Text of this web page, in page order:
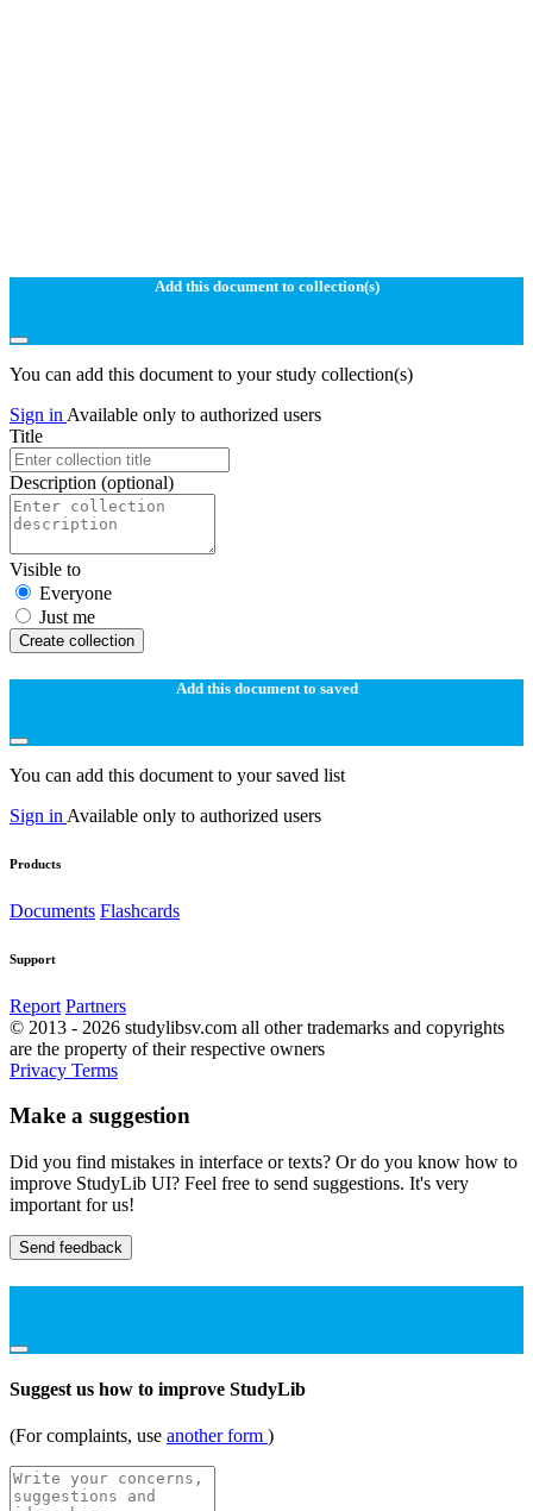
Add this document to collection(s)
You can add this document to your study collection(s)
Sign in Available only to authorized users
Title
Description (optional)
Visible to
Everyone
Just me
Create collection
Add this document to saved
You can add this document to your saved list
Sign in Available only to authorized users
Products
Documents Flashcards
Support
Report Partners
© 2013 - 2026 studylibsv.com all other trademarks and copyrights
are the property of their respective owners
Privacy Terms
Make a suggestion
Did you find mistakes in interface or texts? Or do you know how to
improve StudyLib UI? Feel free to send suggestions. It's very
important for us!
Send feedback
Suggest us how to improve StudyLib
(For complaints, use another form )